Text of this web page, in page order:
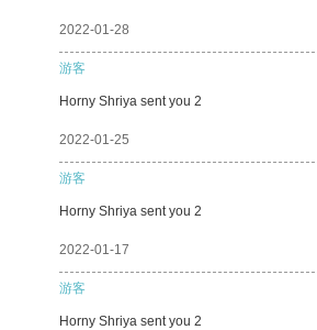
2022-01-28
游客
Horny Shriya sent you 2
2022-01-25
游客
Horny Shriya sent you 2
2022-01-17
游客
Horny Shriya sent you 2